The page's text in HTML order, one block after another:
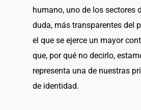
humano, uno de los sectores
duda, más transparentes del
el que se ejerce un mayor
que, por qué no decirlo,
representa una de nuestras
de identidad.